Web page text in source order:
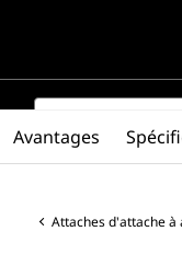
SEARCH
Produits
Secteurs D’activité
Services Et Soutien
Attaches d'attache à
Avantages